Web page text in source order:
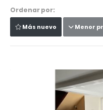
Ordenar por:
Más nuevo Menor